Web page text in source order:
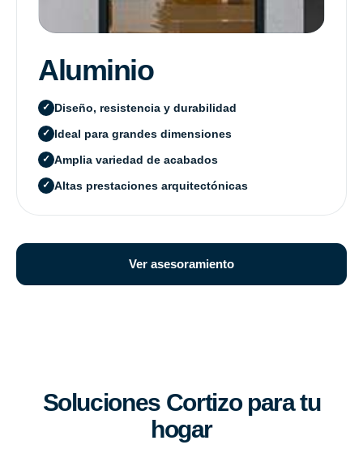
Aluminio
Diseño, resistencia y durabilidad
Ideal para grandes dimensiones
Amplia variedad de acabados
Altas prestaciones arquitectónicas
Ver asesoramiento
Soluciones Cortizo para tu
hogar